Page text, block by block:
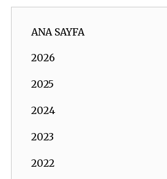
ANA SAYFA
2026
2025
2024
2023
2022